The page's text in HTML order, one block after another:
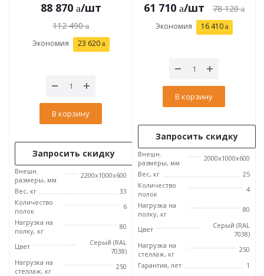
88 870 /шт
112 490
Экономия 23 620
В корзину
Запросить скидку
Внешн.
размеры, мм
2200x1000x600
Вес, кг
33
Количество
полок
6
Нагрузка на
полку, кг
80
Цвет
Серый (RAL
7038)
Нагрузка на
стеллаж, кг
250
61 710 /шт 78 120
Экономия 16 410
В корзину
Запросить скидку
Внешн.
размеры, мм
2000x1000x600
Вес, кг
25
Количество
полок
4
Нагрузка на
полку, кг
80
Цвет
Серый (RAL
7038)
Нагрузка на
стеллаж, кг
250
Гарантия, лет
1